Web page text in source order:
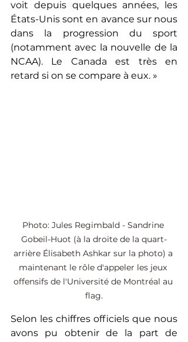
voit depuis quelques années, les
États-Unis sont en avance sur nous
dans la progression du sport
(notamment avec la nouvelle de la
NCAA). Le Canada est très en
retard si on se compare à eux. »
Photo: Jules Regimbald - Sandrine
Gobeil-Huot (à la droite de la quart-
arrière Élisabeth Ashkar sur la photo) a
maintenant le rôle d'appeler les jeux
offensifs de l'Université de Montréal au
flag.
Selon les chiffres officiels que nous
avons pu obtenir de la part de